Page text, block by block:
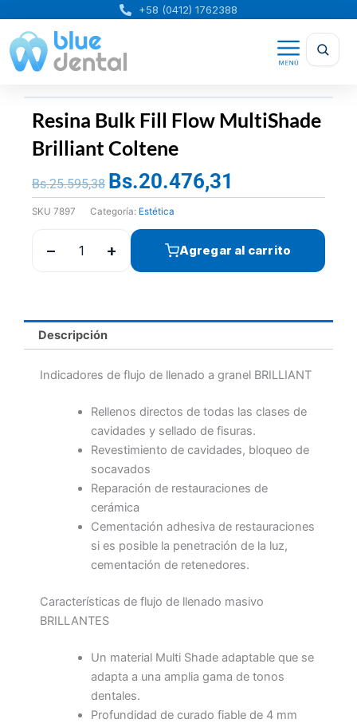
contenido
+58 (0412) 1762388
Resina Bulk Fill Flow MultiShade
Brilliant Coltene
Bs.25.595,38 El
precio
original
Bs.25.595,38.
Bs.20.476,31
precio
Bs.20.476,31.
SKU 7897 Categoría: Estética
− + Agregar al carrito
Descripción
Indicadores de flujo de llenado a granel BRILLIANT
Rellenos directos de todas las clases de
cavidades y sellado de fisuras.
Revestimiento de cavidades, bloqueo de
socavados
Reparación de restauraciones de
cerámica
Cementación adhesiva de restauraciones
si es posible la penetración de la luz,
cementación de retenedores.
Características de flujo de llenado masivo
BRILLANTES
Un material Multi Shade adaptable que se
adapta a una amplia gama de tonos
dentales.
Profundidad de curado fiable de 4 mm